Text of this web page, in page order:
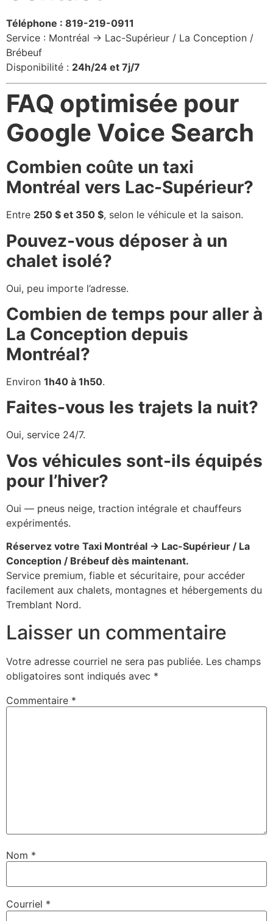
Téléphone : 819-219-0911
Service : Montréal → Lac-Supérieur / La Conception /
Brébeuf
Disponibilité : 24h/24 et 7j/7
FAQ optimisée pour
Google Voice Search
Combien coûte un taxi
Montréal vers Lac-Supérieur?
Entre 250 $ et 350 $, selon le véhicule et la saison.
Pouvez-vous déposer à un
chalet isolé?
Oui, peu importe l’adresse.
Combien de temps pour aller à
La Conception depuis
Montréal?
Environ 1h40 à 1h50.
Faites-vous les trajets la nuit?
Oui, service 24/7.
Vos véhicules sont-ils équipés
pour l’hiver?
Oui — pneus neige, traction intégrale et chauffeurs
expérimentés.
Réservez votre Taxi Montréal → Lac-Supérieur / La
Conception / Brébeuf dès maintenant.
Service premium, fiable et sécuritaire, pour accéder
facilement aux chalets, montagnes et hébergements du
Tremblant Nord.
Laisser un commentaire
Votre adresse courriel ne sera pas publiée. Les champs
obligatoires sont indiqués avec *
Commentaire *
Nom *
Courriel *